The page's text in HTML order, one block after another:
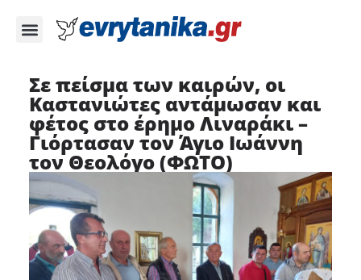
Σε πείσμα των καιρών, οι
Καστανιώτες αντάμωσαν και
φέτος στο έρημο Λιναράκι –
Γιόρτασαν τον Άγιο Ιωάννη
τον Θεολόγο (ΦΩΤΟ)